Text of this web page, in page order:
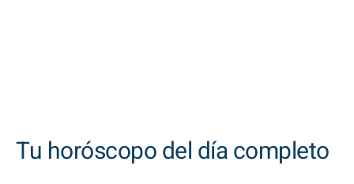
Tu horóscopo del día completo